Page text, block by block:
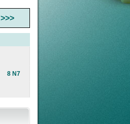
>>>
8 N7